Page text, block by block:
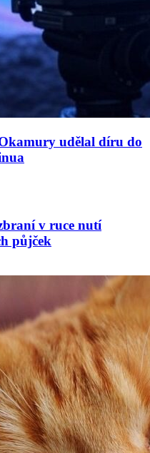
udělal díru do
v ruce nutí
půjček